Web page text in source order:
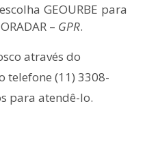
GEOURBE para
– GPR.
através do
telefone (11) 3308-
para atendê-lo.